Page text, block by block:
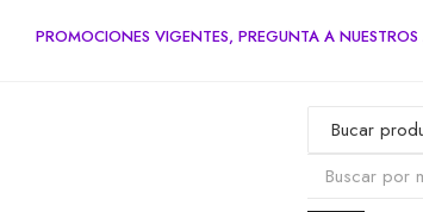
PROMOCIONES VIGENTES, PREGUNTA A